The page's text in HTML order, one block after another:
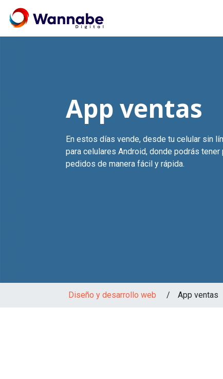
App ventas
En estos días vende, desde tu celular sin
para celulares Android, donde podrás
pedidos de manera fácil y rápida.
Diseño y desarrollo web / App